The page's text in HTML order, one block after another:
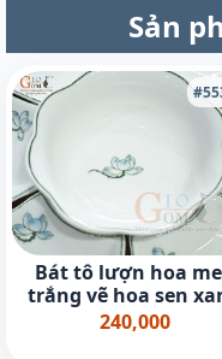
Sản
Bát tô lượn hoa
trắng vẽ hoa sen
240,000